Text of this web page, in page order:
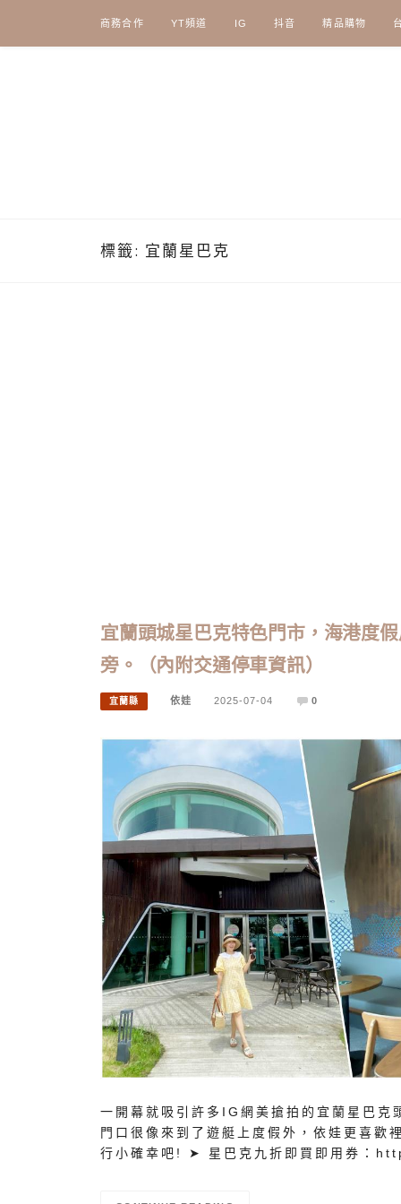
content
商務合作 YT頻道 IG 抖音 精品購物
標籤: 宜蘭星巴克
宜蘭頭城星巴克特色門市，海港度
旁。（內附交通停車資訊）
宜蘭縣 依娃 2025-07-04 0
一開幕就吸引許多IG網美搶拍的宜蘭星巴克
門口很像來到了遊艇上度假外，依娃更喜歡
行小確幸吧! ➤ 星巴克九折即買即用券：